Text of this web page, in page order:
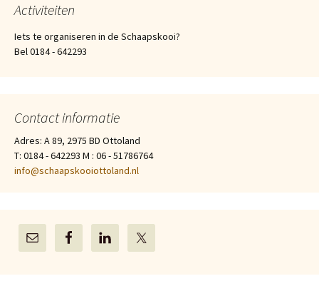
Activiteiten
Iets te organiseren in de Schaapskooi?
Bel 0184 - 642293
Contact informatie
Adres: A 89, 2975 BD Ottoland
T: 0184 - 642293 M : 06 - 51786764
info@schaapskooiottoland.nl